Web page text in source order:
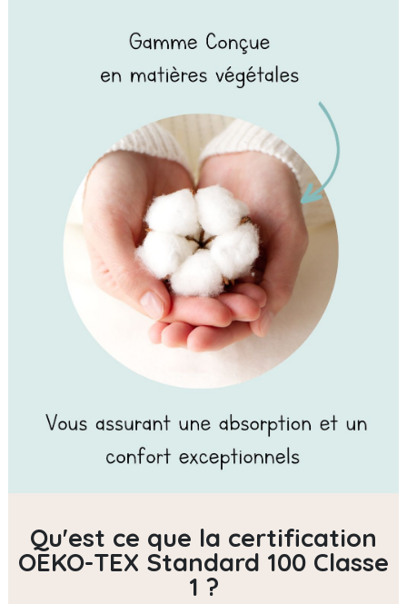
Qu'est ce que la certification
OEKO-TEX Standard 100 Classe
1 ?